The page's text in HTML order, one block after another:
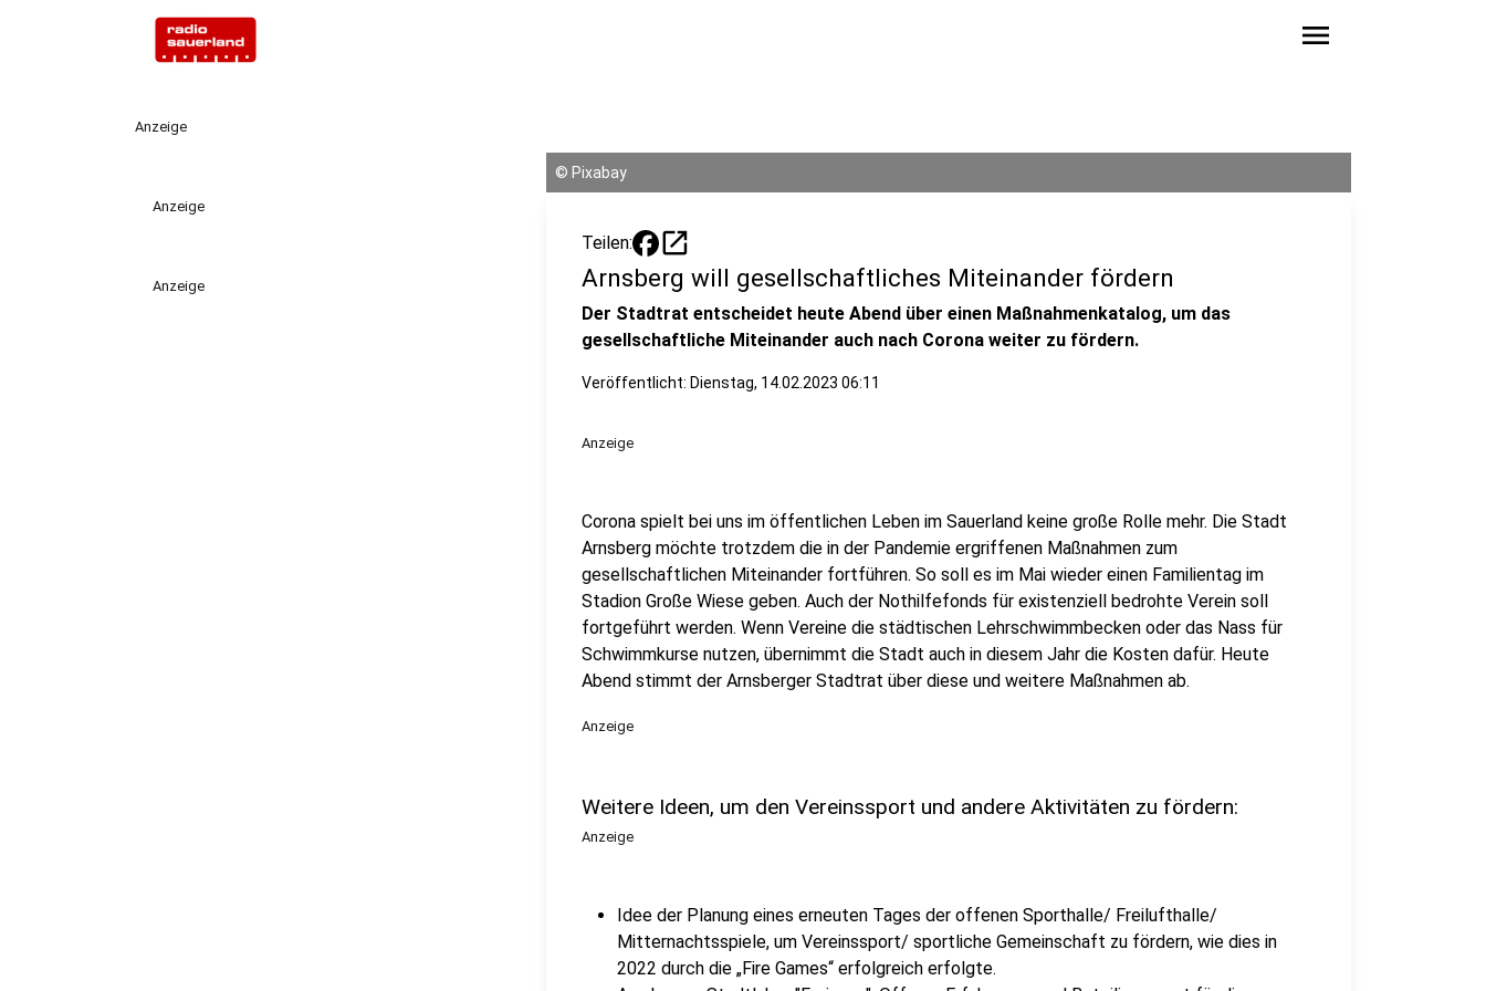
menu
Anzeige
Anzeige
Anzeige
© Pixabay
Teilen: open_in_new
Arnsberg will gesellschaftliches Miteinander fördern
Der Stadtrat entscheidet heute Abend über einen Maßnahmenkatalog, um das
gesellschaftliche Miteinander auch nach Corona weiter zu fördern.
Veröffentlicht: Dienstag, 14.02.2023 06:11
Anzeige
Corona spielt bei uns im öffentlichen Leben im Sauerland keine große Rolle mehr. Die Stadt
Arnsberg möchte trotzdem die in der Pandemie ergriffenen Maßnahmen zum
gesellschaftlichen Miteinander fortführen. So soll es im Mai wieder einen Familientag im
Stadion Große Wiese geben. Auch der Nothilfefonds für existenziell bedrohte Verein soll
fortgeführt werden. Wenn Vereine die städtischen Lehrschwimmbecken oder das Nass für
Schwimmkurse nutzen, übernimmt die Stadt auch in diesem Jahr die Kosten dafür. Heute
Abend stimmt der Arnsberger Stadtrat über diese und weitere Maßnahmen ab.
Anzeige
Weitere Ideen, um den Vereinssport und andere Aktivitäten zu fördern:
Anzeige
Idee der Planung eines erneuten Tages der offenen Sporthalle/ Freilufthalle/
Mitternachtsspiele, um Vereinssport/ sportliche Gemeinschaft zu fördern, wie dies in
2022 durch die „Fire Games“ erfolgreich erfolgte.